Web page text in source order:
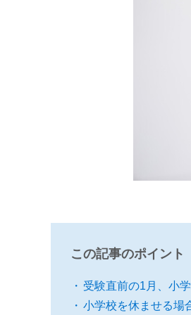
この記事のポイント
受験直前の1月、小
小学校を休ませる場